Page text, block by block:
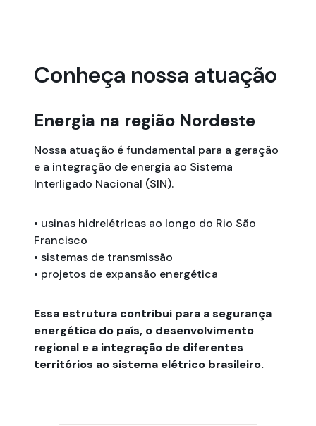
Conheça nossa atuação
Energia na região Nordeste
Nossa atuação é fundamental para a geração
e a integração de energia ao Sistema
Interligado Nacional (SIN).
• usinas hidrelétricas ao longo do Rio São
Francisco
• sistemas de transmissão
• projetos de expansão energética
Essa estrutura contribui para a segurança
energética do país, o desenvolvimento
regional e a integração de diferentes
territórios ao sistema elétrico brasileiro.